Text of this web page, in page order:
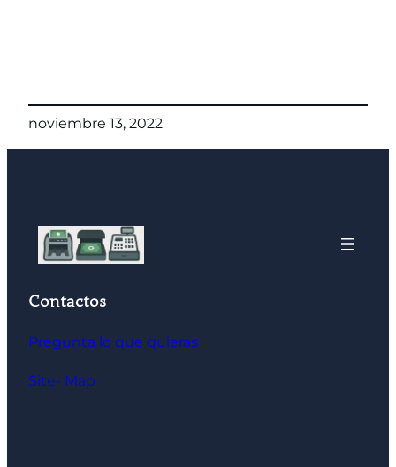
noviembre 13, 2022
Contactos
Pregunta lo que quieras
Site- Map